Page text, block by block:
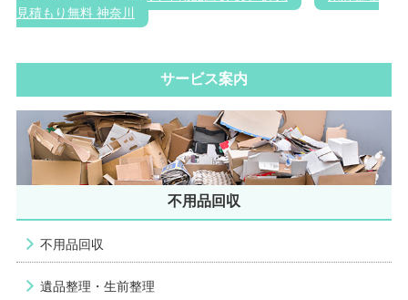
見積もり無料 神奈川
サービス案内
不用品回収
不用品回収
遺品整理・生前整理